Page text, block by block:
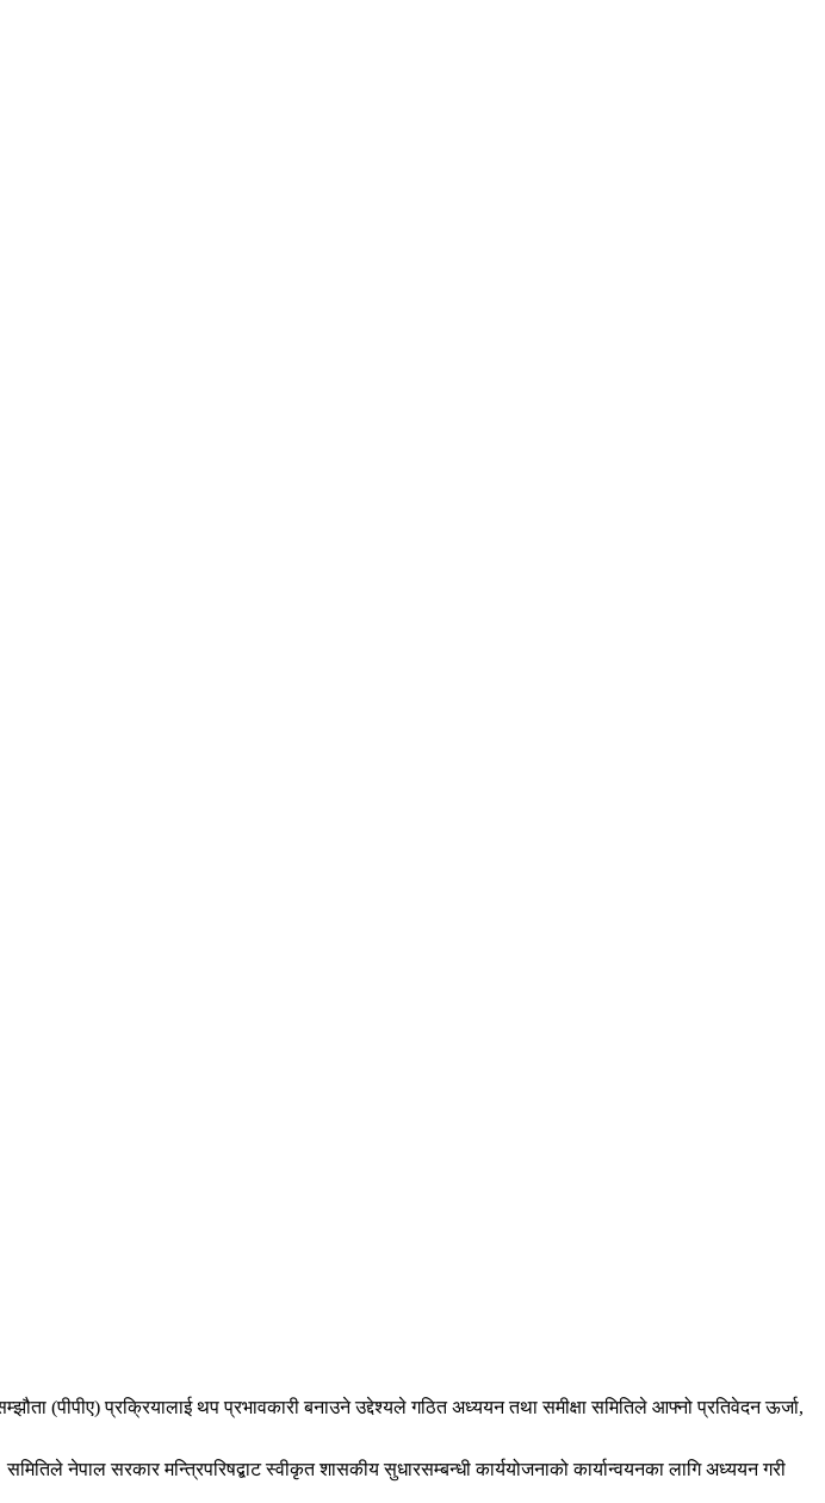
(पीपीए) प्रक्रियालाई थप प्रभावकारी बनाउने उद्देश्यले गठित अध्ययन तथा समीक्षा समितिले आफ्नो प्रतिवेदन ऊर्जा,
नेपाल सरकार मन्त्रिपरिषद्बाट स्वीकृत शासकीय सुधारसम्बन्धी कार्ययोजनाको कार्यान्वयनका लागि अध्ययन गरी